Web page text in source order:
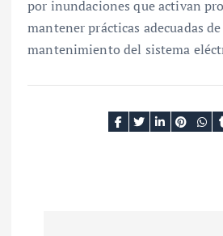
por inundaciones que activan
mantener prácticas adecuadas de
mantenimiento del sistema